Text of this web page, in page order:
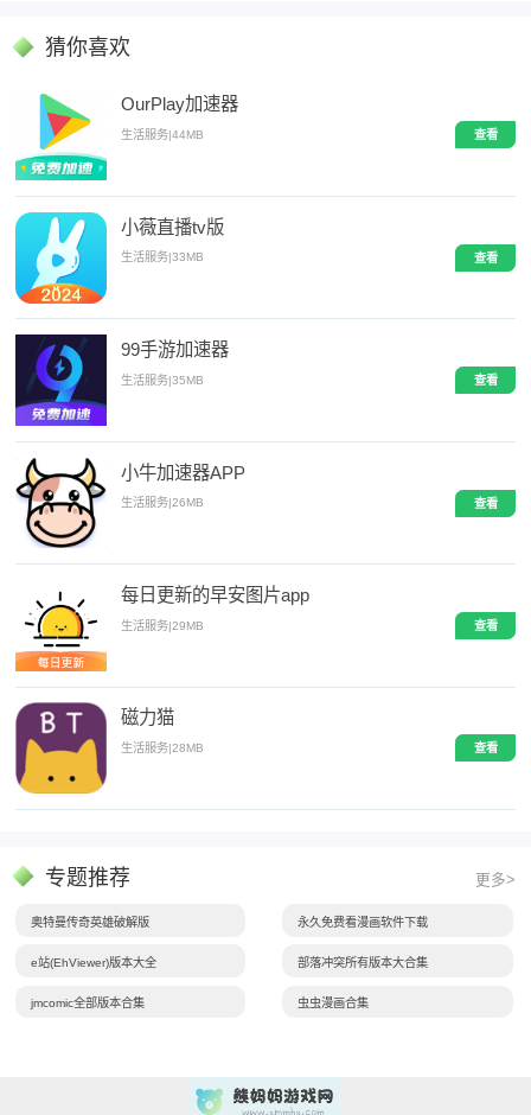
猜你喜欢
OurPlay加速器
生活服务|44MB 查看
小薇直播tv版
生活服务 |33MB 查看
99手游加速器
生活服务|35MB 查看
小牛加速器APP
生活服务|26MB 查看
每日更新的早安图片app
生活服务|29MB 查看
磁力猫
生活服务|28MB 查看
专题推荐 更多>
奥特曼传奇英雄破解版 永久免费看漫画软件下载
e站(EhViewer)版本大全 部落冲突所有版本大合集
jmcomic全部版本合集 虫虫漫画合集